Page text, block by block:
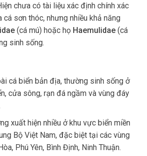
chưa có tài liệu xác định chính xác
cá sơn thóc, nhưng nhiều khả năng
(cá mú) hoặc họ Haemulidae(cá
sinh sống.
cá biển bản địa, thường sinh sống ở
cửa sông, rạn đá ngầm và vùng đáy
xuất hiện nhiều ở khu vực biển miền
Bộ Việt Nam, đặc biệt tại các vùng
Phú Yên, Bình Định, Ninh Thuận.